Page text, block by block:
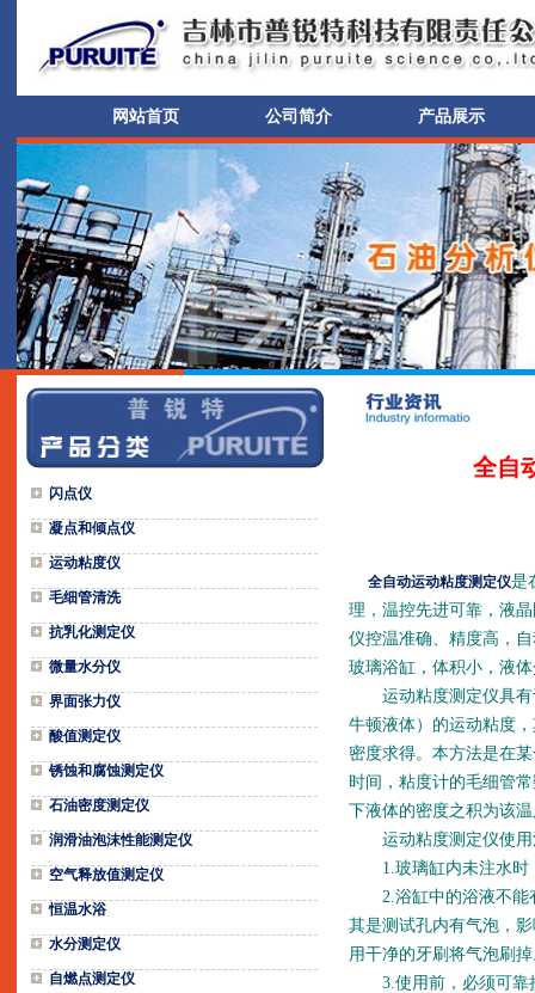
网站首页 公司简介 产品展示
闪点仪
凝点和倾点仪
运动粘度仪
毛细管清洗
抗乳化测定仪
微量水分仪
界面张力仪
酸值测定仪
锈蚀和腐蚀测定仪
石油密度测定仪
润滑油泡沫性能测定仪
空气释放值测定仪
恒温水浴
水分测定仪
自燃点测定仪
全自
全自动运动粘度测定仪是
理，温控先进可靠，液
仪控温准确、精度高，
玻璃浴缸，体积小，液
运动粘度测定仪具有
牛顿液体）的运动粘度
密度求得。本方法是在
时间，粘度计的毛细管
下液体的密度之积为该
运动粘度测定仪使用
1.玻璃缸内未注水时
2.浴缸中的浴液不能有
其是测试孔内有气泡，
用干净的牙刷将气泡刷
3.使用前，必须可靠